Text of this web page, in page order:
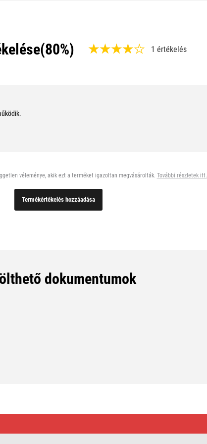
(80%) 1 értékelés
véleménye, akik ezt a terméket igazoltan megvásárolták. További részletek itt.
Termékértékelés hozzáadása
dokumentumok